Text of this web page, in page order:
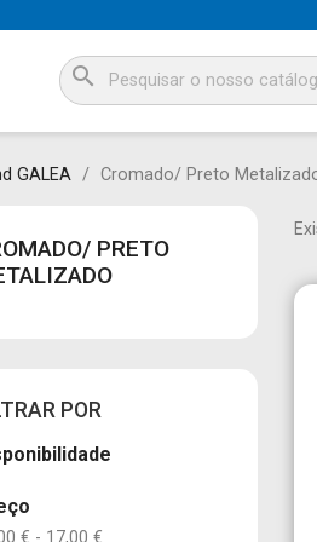
search
GALEA Cromado/ Preto
PRETO
POR
€ - 17,00 €